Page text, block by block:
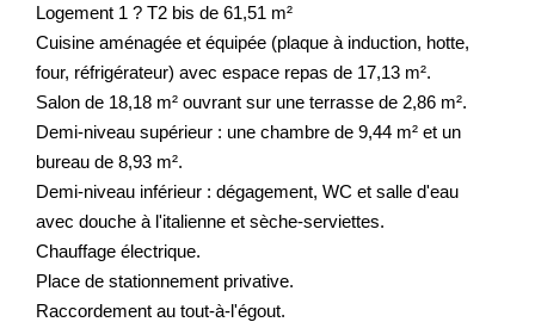
Logement 1 ? T2 bis de 61,51 m²
Cuisine aménagée et équipée (plaque à induction, hotte,
four, réfrigérateur) avec espace repas de 17,13 m².
Salon de 18,18 m² ouvrant sur une terrasse de 2,86 m².
Demi-niveau supérieur : une chambre de 9,44 m² et un
bureau de 8,93 m².
Demi-niveau inférieur : dégagement, WC et salle d'eau
avec douche à l'italienne et sèche-serviettes.
Chauffage électrique.
Place de stationnement privative.
Raccordement au tout-à-l'égout.